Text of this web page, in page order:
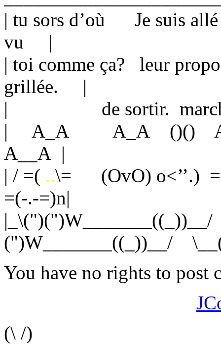
| tu sors d’où Je
vu |
| toi comme ça? leur
grillée. |
| de sortir.
| A_A A_A ()()
A__A |
| / =( ..\= (OvO) o<’’.)
=(-.-=)n|
(")W_______((_))__/
You have no rights to post
(\ /)